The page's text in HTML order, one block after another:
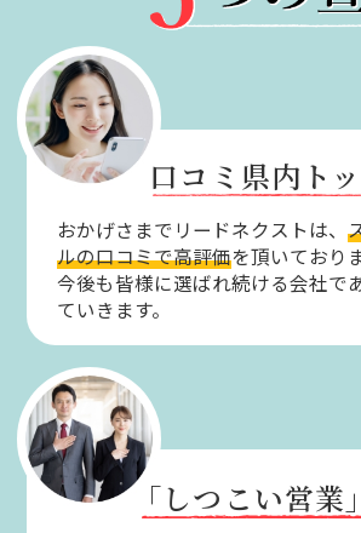
口コミ県内ト
おかげさまでリードネクストは、
ルの口コミで高評価を頂いており
今後も皆様に選ばれ続ける会社で
ていきます。
「しつこい営業